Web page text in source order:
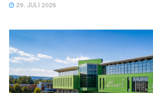
29. JULI 2026